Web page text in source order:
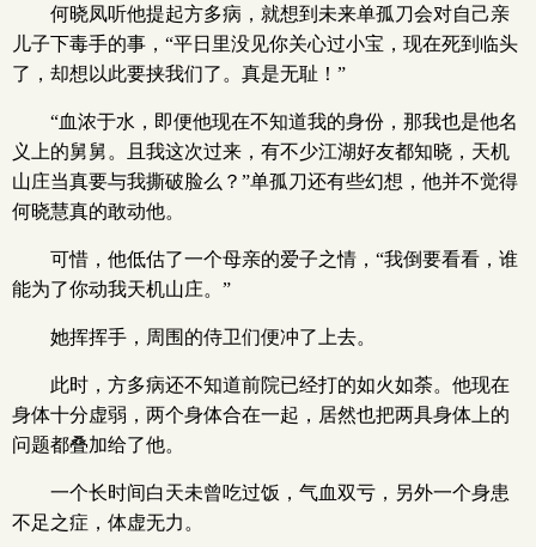
何晓凤听他提起方多病，就想到未来单孤刀会对自己亲
儿子下毒手的事，“平日里没见你关心过小宝，现在死到临头
了，却想以此要挟我们了。真是无耻！”
“血浓于水，即便他现在不知道我的身份，那我也是他名
义上的舅舅。且我这次过来，有不少江湖好友都知晓，天机
山庄当真要与我撕破脸么？”单孤刀还有些幻想，他并不觉得
何晓慧真的敢动他。
可惜，他低估了一个母亲的爱子之情，“我倒要看看，谁
能为了你动我天机山庄。”
她挥挥手，周围的侍卫们便冲了上去。
此时，方多病还不知道前院已经打的如火如荼。他现在
身体十分虚弱，两个身体合在一起，居然也把两具身体上的
问题都叠加给了他。
一个长时间白天未曾吃过饭，气血双亏，另外一个身患
不足之症，体虚无力。